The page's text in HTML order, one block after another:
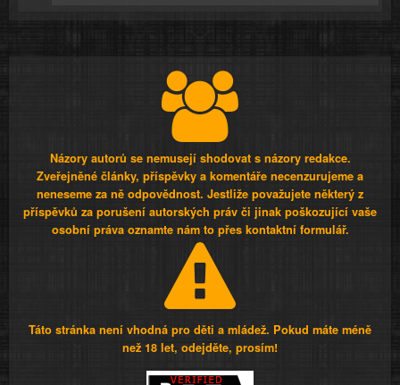
Názory autorů se nemusejí shodovat s názory redakce.
Zveřejněné články, příspěvky a komentáře necenzurujeme a
neneseme za ně odpovědnost. Jestliže považujete některý z
příspěvků za porušení autorských práv či jinak poškozující vaše
osobní práva oznamte nám to přes kontaktní formulář.
Táto stránka není vhodná pro děti a mládež. Pokud máte méně
než 18 let, odejděte, prosím!